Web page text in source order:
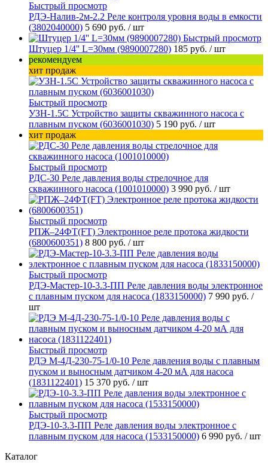
Быстрый просмотр
РДЭ-Налив-2м-2.2 Реле контроля уровня воды в емкости
(3802040000) 5 690 руб. / шт
Быстрый просмотр
Штуцер 1/4'' L=30мм (9890007280) 185 руб. / шт
рекомендуем
хит продаж
Быстрый просмотр
УЗН-1.5С Устройство защиты скважинного насоса с
плавным пуском (6036001030) 5 190 руб. / шт
хит продаж
Быстрый просмотр
РДС-30 Реле давления воды стрелочное для
скважинного насоса (1001010000) 3 990 руб. / шт
Быстрый просмотр
РПЖ–24ФТ(FT) Электронное реле протока жидкости
(6800600351) 8 800 руб. / шт
Быстрый просмотр
РДЭ-Мастер-10-3.3-ПП Реле давления воды электронное
с плавным пуском для насоса (1833150000) 7 990 руб. /
шт
Быстрый просмотр
РДЭ М-4Д-230-75-1/0-10 Реле давления воды с плавным
пуском и выносным датчиком 4-20 мА для насоса
(1831122401) 15 370 руб. / шт
Быстрый просмотр
РДЭ-10-3.3-ПП Реле давления воды электронное с
плавным пуском для насоса (1533150000) 6 990 руб. / шт
Каталог